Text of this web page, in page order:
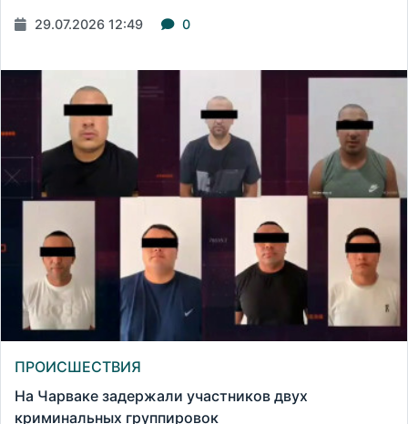
29.07.2026 12:49 0
ПРОИСШЕСТВИЯ
На Чарваке задержали участников двух
криминальных группировок